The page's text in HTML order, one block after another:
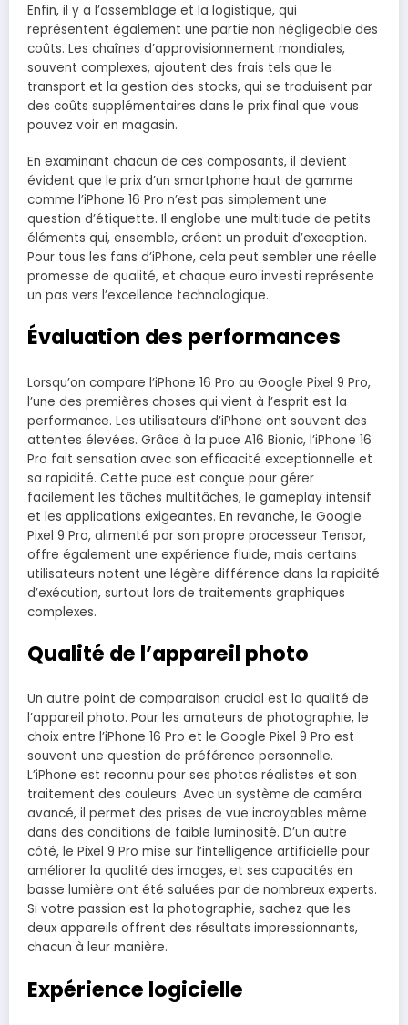
Enfin, il y a l’assemblage et la logistique, qui
représentent également une partie non négligeable des
coûts. Les chaînes d’approvisionnement mondiales,
souvent complexes, ajoutent des frais tels que le
transport et la gestion des stocks, qui se traduisent par
des coûts supplémentaires dans le prix final que vous
pouvez voir en magasin.
En examinant chacun de ces composants, il devient
évident que le prix d’un smartphone haut de gamme
comme l’iPhone 16 Pro n’est pas simplement une
question d’étiquette. Il englobe une multitude de petits
éléments qui, ensemble, créent un produit d’exception.
Pour tous les fans d’iPhone, cela peut sembler une réelle
promesse de qualité, et chaque euro investi représente
un pas vers l’excellence technologique.
Évaluation des performances
Lorsqu’on compare l’iPhone 16 Pro au Google Pixel 9 Pro,
l’une des premières choses qui vient à l’esprit est la
performance. Les utilisateurs d’iPhone ont souvent des
attentes élevées. Grâce à la puce A16 Bionic, l’iPhone 16
Pro fait sensation avec son efficacité exceptionnelle et
sa rapidité. Cette puce est conçue pour gérer
facilement les tâches multitâches, le gameplay intensif
et les applications exigeantes. En revanche, le Google
Pixel 9 Pro, alimenté par son propre processeur Tensor,
offre également une expérience fluide, mais certains
utilisateurs notent une légère différence dans la rapidité
d’exécution, surtout lors de traitements graphiques
complexes.
Qualité de l’appareil photo
Un autre point de comparaison crucial est la qualité de
l’appareil photo. Pour les amateurs de photographie, le
choix entre l’iPhone 16 Pro et le Google Pixel 9 Pro est
souvent une question de préférence personnelle.
L’iPhone est reconnu pour ses photos réalistes et son
traitement des couleurs. Avec un système de caméra
avancé, il permet des prises de vue incroyables même
dans des conditions de faible luminosité. D’un autre
côté, le Pixel 9 Pro mise sur l’intelligence artificielle pour
améliorer la qualité des images, et ses capacités en
basse lumière ont été saluées par de nombreux experts.
Si votre passion est la photographie, sachez que les
deux appareils offrent des résultats impressionnants,
chacun à leur manière.
Expérience logicielle